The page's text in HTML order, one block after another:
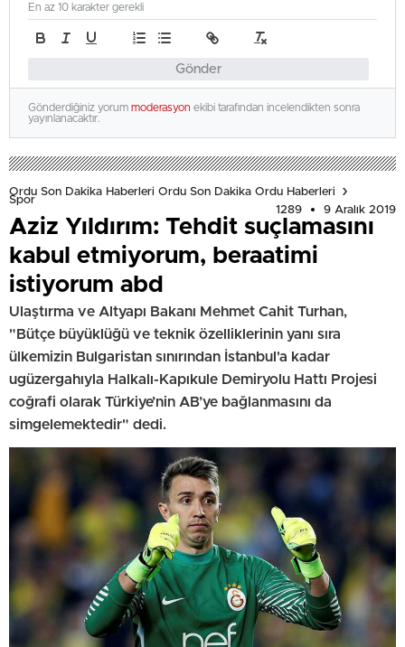
Gönder
En az 10 karakter gerekli
Gönderdiğiniz yorum moderasyon ekibi tarafından incelendikten sonra
yayınlanacaktır.
Ordu Son Dakika Haberleri Ordu Son Dakika Ordu Haberleri
Spor
1289
9 Aralık 2019
Aziz Yıldırım: Tehdit suçlamasını
kabul etmiyorum, beraatimi
istiyorum abd
Ulaştırma ve Altyapı Bakanı Mehmet Cahit Turhan,
"Bütçe büyüklüğü ve teknik özelliklerinin yanı sıra
ülkemizin Bulgaristan sınırından İstanbul'a kadar
ugüzergahıyla Halkalı-Kapıkule Demiryolu Hattı Projesi
coğrafi olarak Türkiye’nin AB’ye bağlanmasını da
simgelemektedir" dedi.